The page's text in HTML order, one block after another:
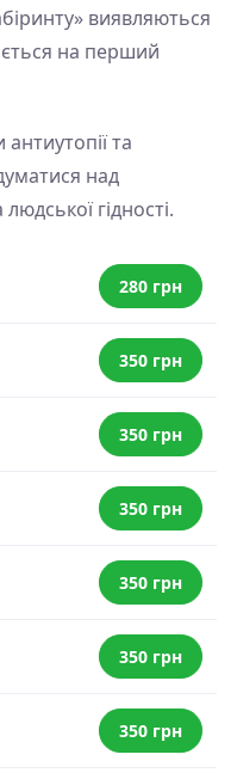
виявляються
на перший
та
над
гідності.
280 грн
350 грн
350 грн
350 грн
350 грн
350 грн
350 грн